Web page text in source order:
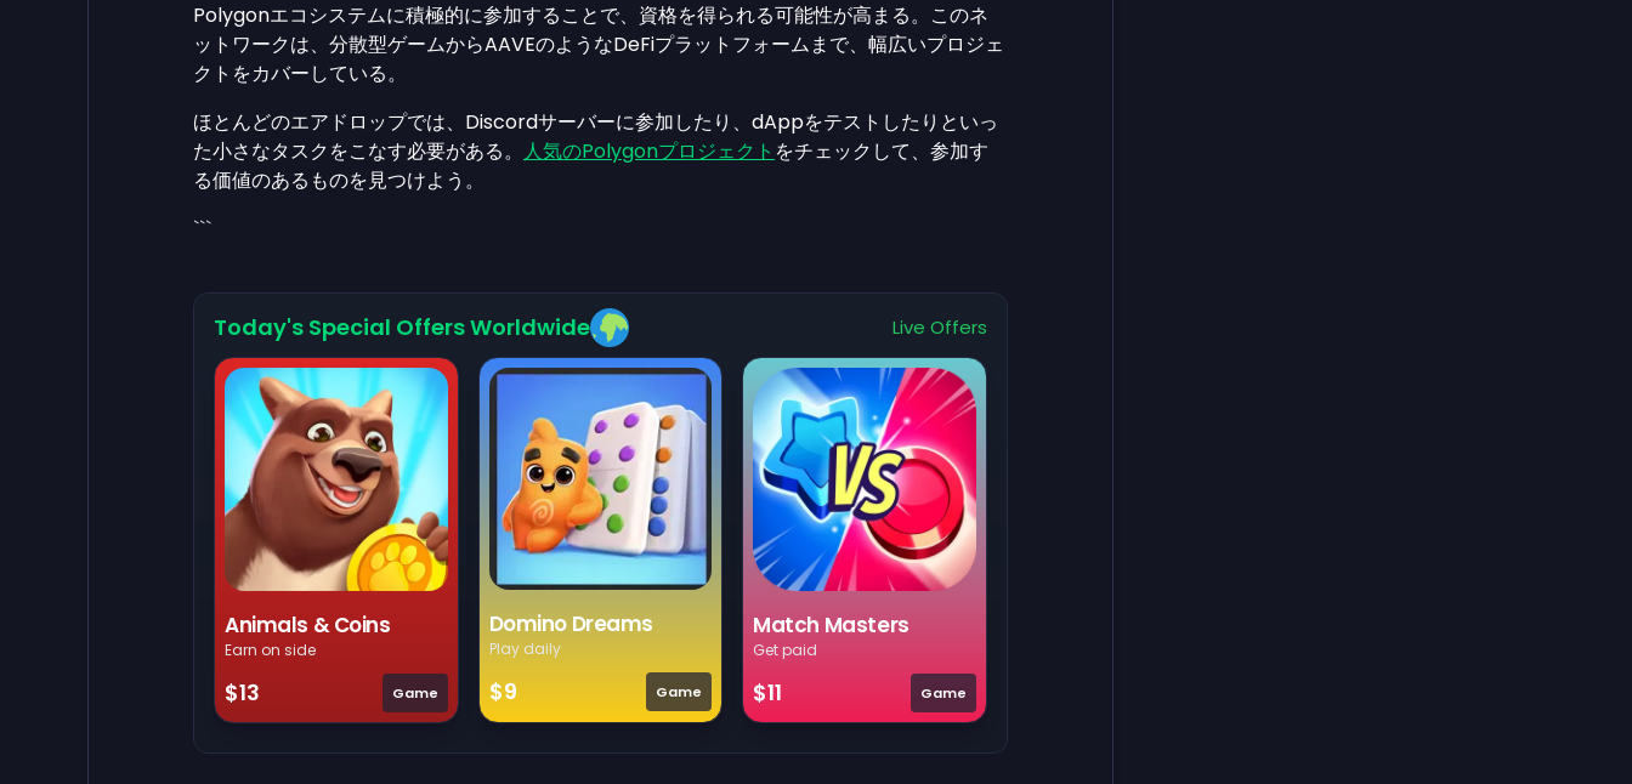
Polygonエコシステムに積極的に参加することで、資格を得られる可能性が高まる。このネ
ットワークは、分散型ゲームからAAVEのようなDeFiプラットフォームまで、幅広いプロジェ
クトをカバーしている。
ほとんどのエアドロップでは、Discordサーバーに参加したり、dAppをテストしたりといっ
た小さなタスクをこなす必要がある。 人気のPolygonプロジェクト をチェックして、参加す
る価値のあるものを見つけよう。
```
Today's Special Offers Worldwide Live Offers
Animals & Coins
Earn on side
$13 Game
Domino Dreams
Play daily
$9 Game
Match Masters
Get paid
$11 Game